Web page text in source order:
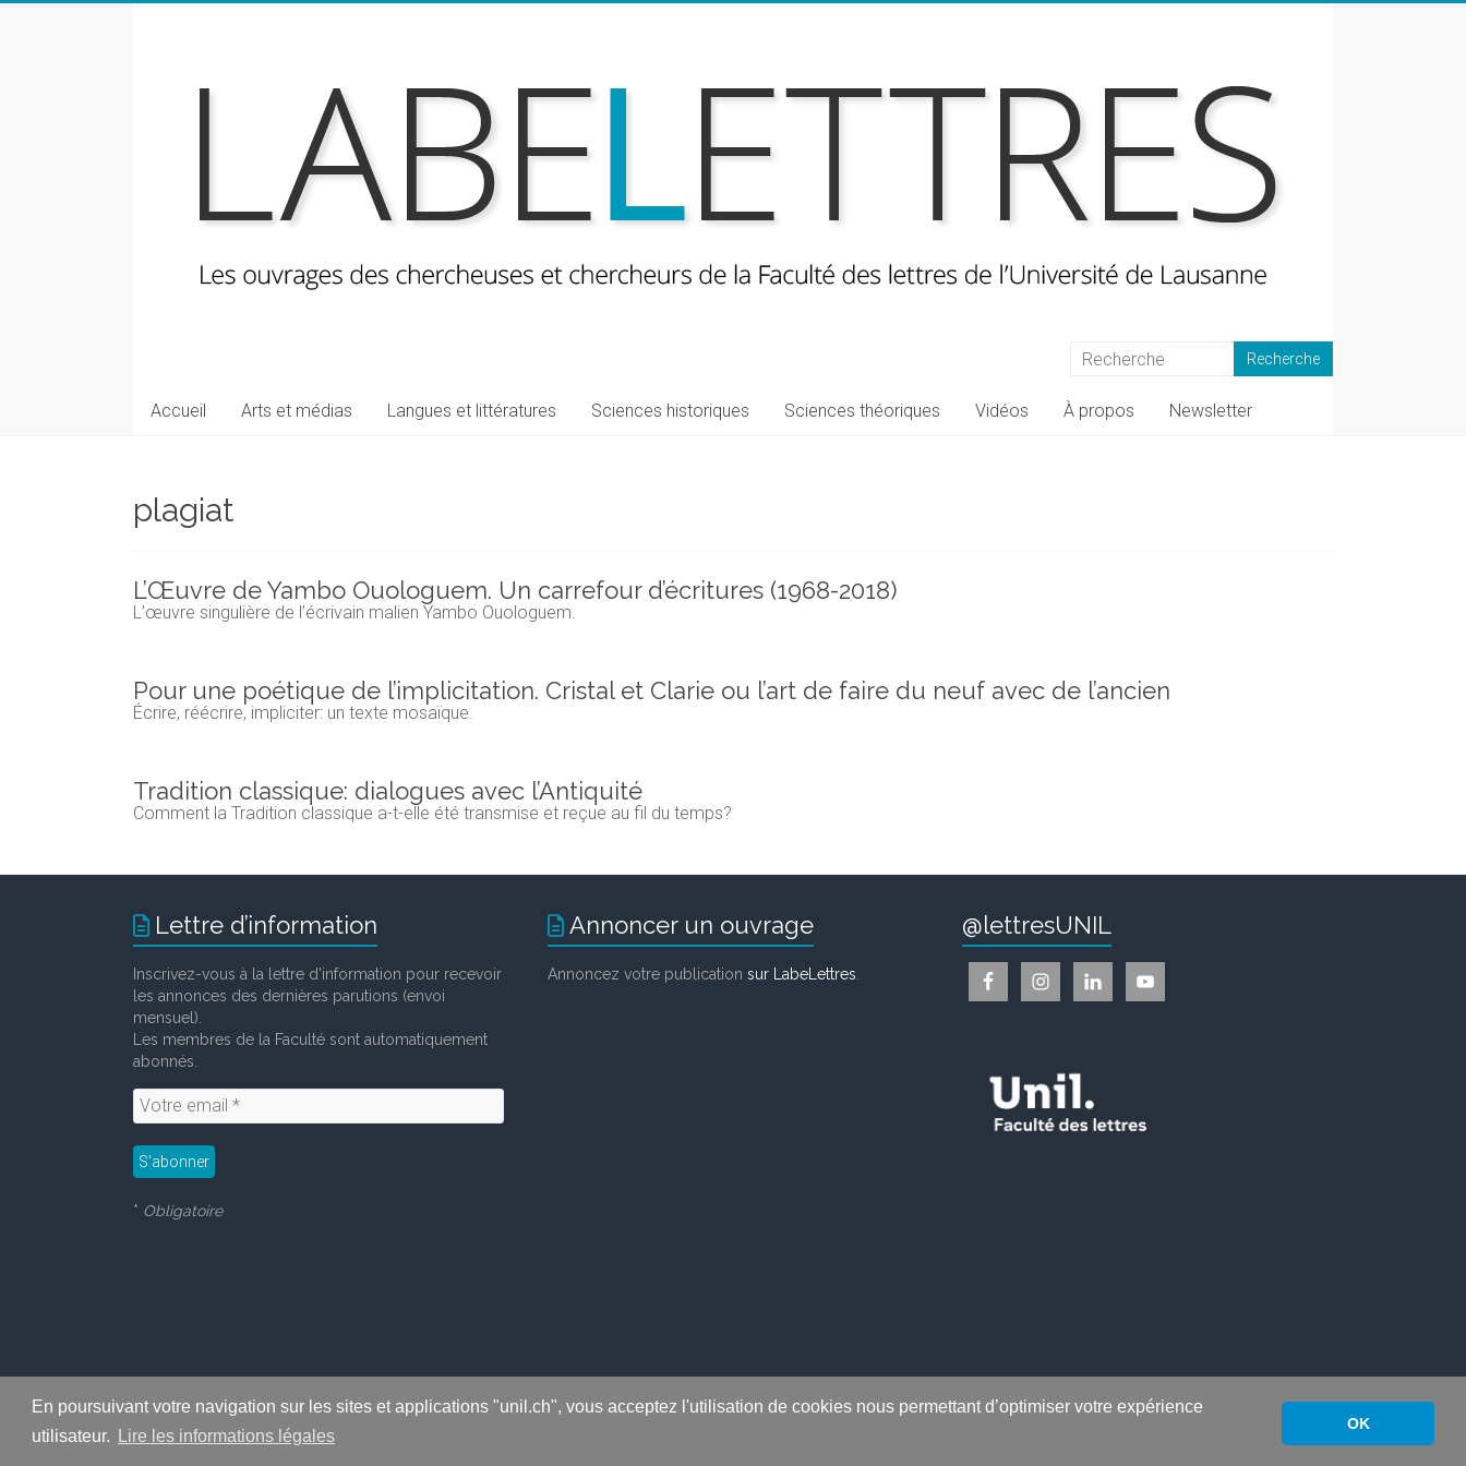
En poursuivant votre navigation sur les sites et applications "unil.ch", vous acceptez l'utilisation de cookies nous permettant d’optimiser votre expérience
utilisateur.
Lire les informations légales
OK
Les
et
chercheurs
la
Faculté
Accueil Arts et médias Langues et littératures Sciences historiques Sciences théoriques Vidéos À propos Newsletter
plagiat
L’Œuvre de Yambo Ouologuem. Un carrefour d’écritures (1968-2018)
L’œuvre singulière de l’écrivain malien Yambo Ouologuem.
Pour une poétique de l’implicitation. Cristal et Clarie ou l’art de faire du neuf avec de l’ancien
Écrire, réécrire, impliciter: un texte mosaïque.
Tradition classique: dialogues avec l’Antiquité
Comment la Tradition classique a-t-elle été transmise et reçue au fil du temps?
Lettre d’information
Inscrivez-vous à la lettre d'information pour recevoir
les annonces des dernières parutions (envoi
mensuel).
Les membres de la Faculté sont automatiquement
abonnés.
* Obligatoire
Annoncer un ouvrage
Annoncez votre publication sur LabeLettres
@lettresUNIL
Copyright © 2026
ThèmeAcceleratepar ThemeGrill. Propulsé par